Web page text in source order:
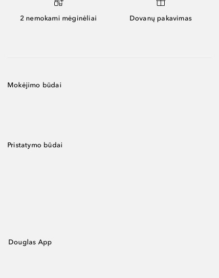
2 nemokami mėginėliai Dovanų pakavimas
Mokėjimo būdai
Pristatymo būdai
Douglas App